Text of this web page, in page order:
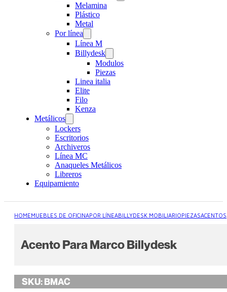
Melamina
Plástico
Metal
Por línea
Línea M
Billydesk
Modulos
Piezas
Linea italia
Elite
Filo
Kenza
Metálicos
Lockers
Escritorios
Archiveros
Línea MC
Anaqueles Metálicos
Libreros
Equipamiento
HOMEMUEBLES DE OFICINAPOR LÍNEABILLYDESK MOBILIARIOPIEZASACENTOS
Acento Para Marco Billydesk
SKU:BMAC